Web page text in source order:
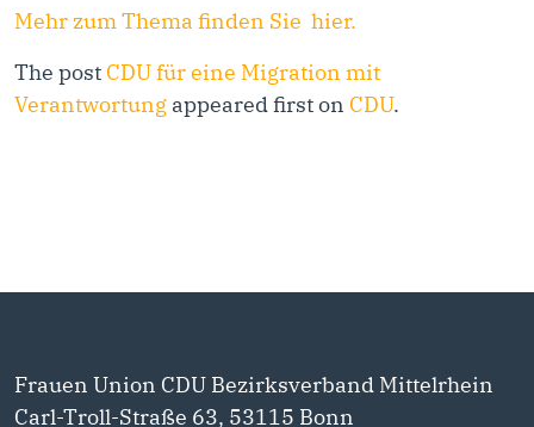
Mehr zum Thema finden Sie hier.
The post CDU für eine Migration mit
Verantwortung appeared first on CDU.
Frauen Union CDU Bezirksverband Mittelrhein
Carl-Troll-Straße 63, 53115 Bonn